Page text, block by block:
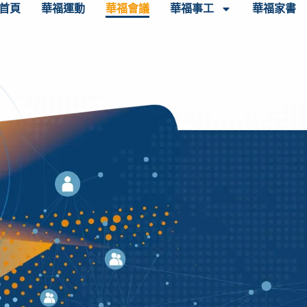
頁 華福運動 華福會議 華福事工 華福家書